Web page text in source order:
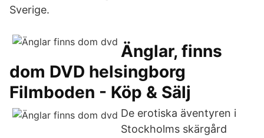
Sverige.
Änglar, finns
dom DVD helsingborg
Filmboden - Köp & Sälj
De erotiska äventyren i
Stockholms skärgård